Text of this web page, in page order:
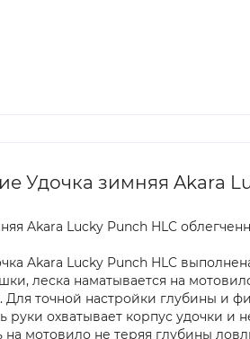
Удочка зимняя Akara
Akara Lucky Punch HLC
Akara Lucky Punch HLC
леска наматывается на
Для точной настройки глубины и
руки охватывает корпус удочки и
на мотовило не теряя глубины